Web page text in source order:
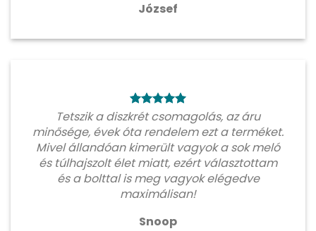
József
Tetszik a diszkrét csomagolás, az áru
minősége, évek óta rendelem ezt a terméket.
Mivel állandóan kimerült vagyok a sok meló
és túlhajszolt élet miatt, ezért választottam
és a bolttal is meg vagyok elégedve
maximálisan!
Snoop